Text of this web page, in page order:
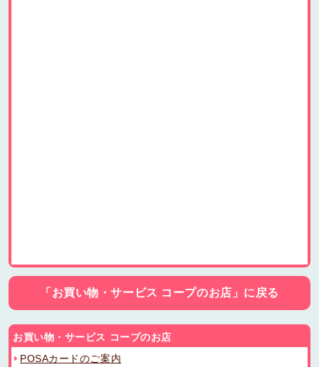
「お買い物・サービス コープのお店」に戻る
お買い物・サービス コープのお店
POSAカードのご案内